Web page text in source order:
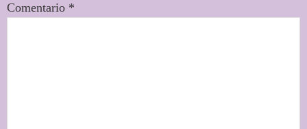
Comentario *